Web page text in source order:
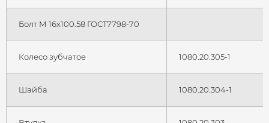
Болт М 16x100.58 ГОСТ7798-70
Колесо зубчатое 1080.20.305-1
Шайба 1080.20.304-1